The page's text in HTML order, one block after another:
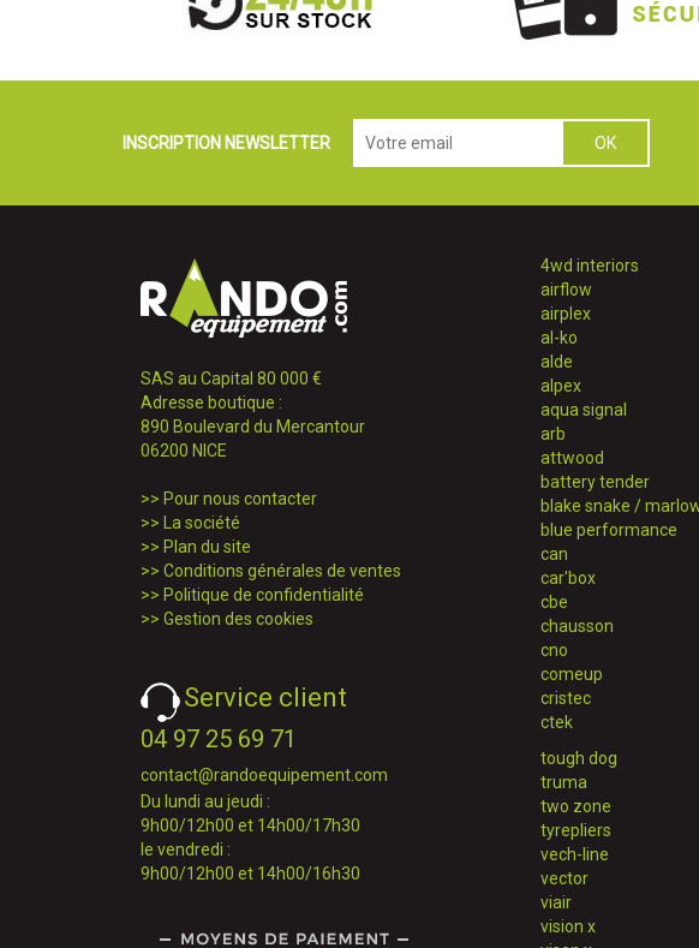
INSCRIPTION NEWSLETTER
SAS au Capital 80 000 €
Adresse boutique :
890 Boulevard du Mercantour
06200 NICE
>> Pour nous contacter
>> La société
>> Plan du site
>> Conditions générales de ventes
>> Politique de confidentialité
>> Gestion des cookies
Service client
04 97 25 69 71
contact@randoequipement.com
Du lundi au jeudi :
9h00/12h00 et 14h00/17h30
le vendredi :
9h00/12h00 et 14h00/16h30
4wd interiors
airflow
airplex
al-ko
alde
alpex
aqua signal
arb
attwood
battery tender
blake snake /
blue performance
can
car'box
cbe
chausson
cno
comeup
cristec
ctek
tough dog
truma
two zone
tyrepliers
vech-line
vector
viair
vision x